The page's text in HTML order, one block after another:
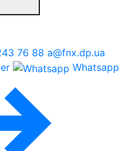
76 88 a@fnx.dp.ua
Whatsapp